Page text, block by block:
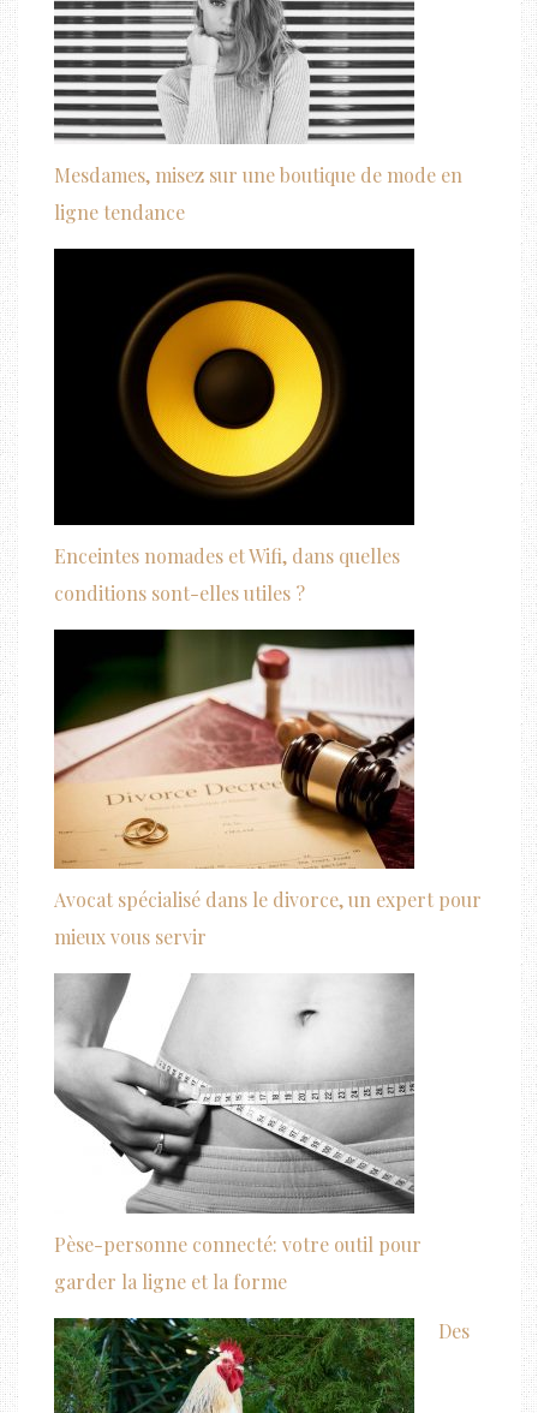
Mesdames, misez sur une boutique de mode en
ligne tendance
Enceintes nomades et Wifi, dans quelles
conditions sont-elles utiles ?
Avocat spécialisé dans le divorce, un expert pour
mieux vous servir
Pèse-personne connecté: votre outil pour
garder la ligne et la forme
Des